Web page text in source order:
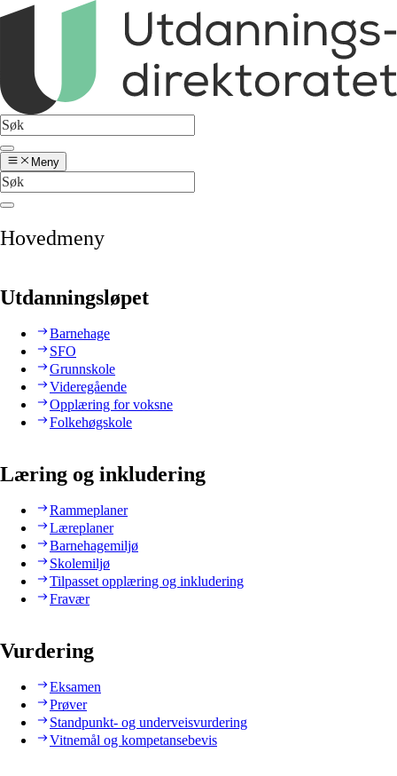
Meny
Hovedmeny
Utdanningsløpet
Barnehage
SFO
Grunnskole
Videregående
Opplæring for voksne
Folkehøgskole
Læring og inkludering
Rammeplaner
Læreplaner
Barnehagemiljø
Skolemiljø
Tilpasset opplæring og inkludering
Fravær
Vurdering
Eksamen
Prøver
Standpunkt- og underveisvurdering
Vitnemål og kompetansebevis